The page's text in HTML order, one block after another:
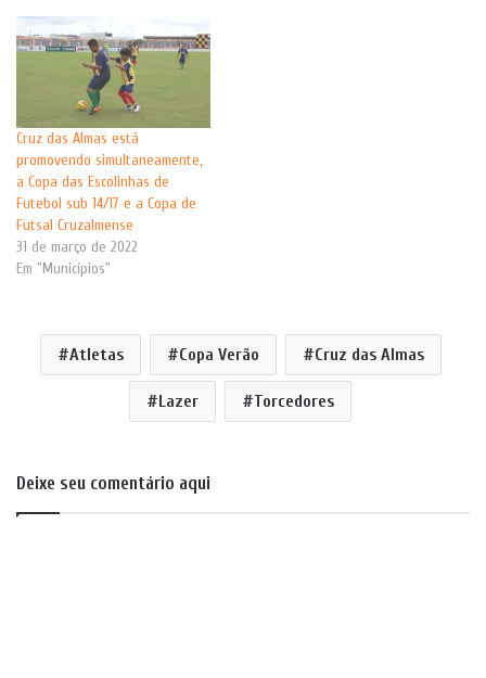
Cruz das Almas está
promovendo simultaneamente,
a Copa das Escolinhas de
Futebol sub 14/17 e a Copa de
Futsal Cruzalmense
31 de março de 2022
Em "Municípios"
Atletas Copa Verão Cruz das Almas
Lazer Torcedores
Deixe seu comentário aqui